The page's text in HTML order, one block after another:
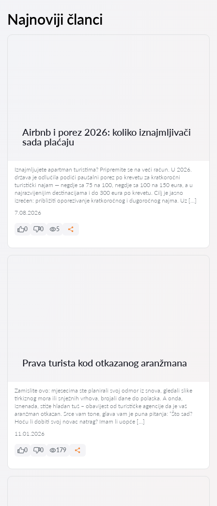
Najnoviji članci
Airbnb i porez 2026: koliko iznajmljivači
sada plaćaju
Iznajmljujete apartman turistima? Pripremite se na veći račun. U 2026.
država je odlučila podići paušalni porez po krevetu za kratkoročni
turistički najam — negdje sa 75 na 100, negdje sa 100 na 150 eura, a u
najrazvijenijim destinacijama i do 300 eura po krevetu. Cilj je jasno
izrečen: približiti oporezivanje kratkoročnog i dugoročnog najma. Uz […]
7.08.2026
0 0 5
Prava turista kod otkazanog aranžmana
Zamislite ovo: mjesecima ste planirali svoj odmor iz snova, gledali slike
tirkiznog mora ili snježnih vrhova, brojali dane do polaska. A onda,
iznenada, stiže hladan tuš – obavijest od turističke agencije da je vaš
aranžman otkazan. Srce vam tone, glava vam je puna pitanja: “Što sad?
Hoću li dobiti svoj novac natrag? Imam li uopće […]
11.01.2026
0 0 179